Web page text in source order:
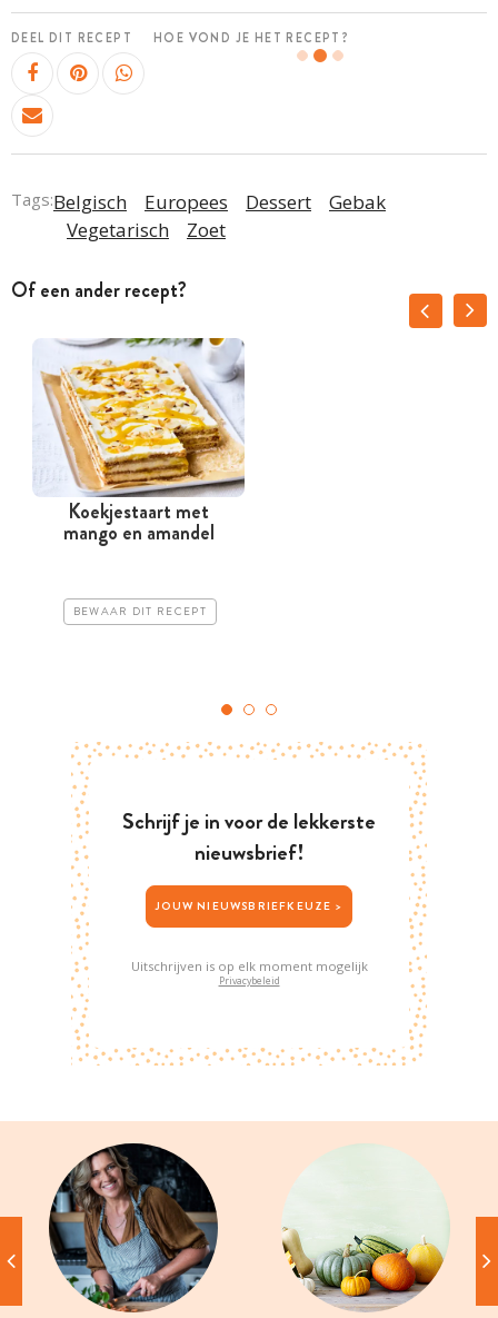
DEEL DIT RECEPT HOE VOND JE HET RECEPT?
Tags:Belgisch Europees Dessert
Gebak
Vegetarisch
Zoet
Of een ander recept?
Koekjestaart met
mango en amandel
BEWAAR DIT RECEPT
Schrijf je in voor de lekkerste
nieuwsbrief!
JOUW NIEUWSBRIEFKEUZE >
Uitschrijven is op elk moment mogelijk
Privacybeleid